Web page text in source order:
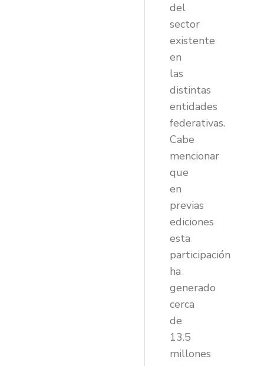
del
sector
existente
en
las
distintas
entidades
federativas.
Cabe
mencionar
que
en
previas
ediciones
esta
participación
ha
generado
cerca
de
13.5
millones